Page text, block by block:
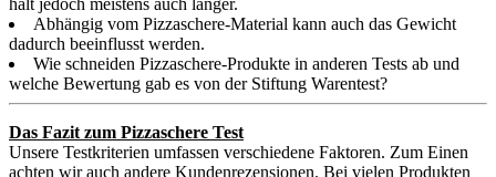
Abhängig vom Pizzaschere-Material kann auch das Gewicht
dadurch beeinflusst werden.
Wie schneiden Pizzaschere-Produkte in anderen Tests ab und
welche Bewertung gab es von der Stiftung Warentest?
Das Fazit zum Pizzaschere Test
Unsere Testkriterien umfassen verschiedene Faktoren. Zum Einen
achten wir auch andere Kundenrezensionen. Bei vielen Produkten